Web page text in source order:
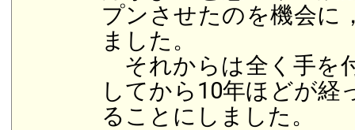
プンさせたのを機会に
ました。
それからは全く手を
してから10年ほどが経
ることにしました。